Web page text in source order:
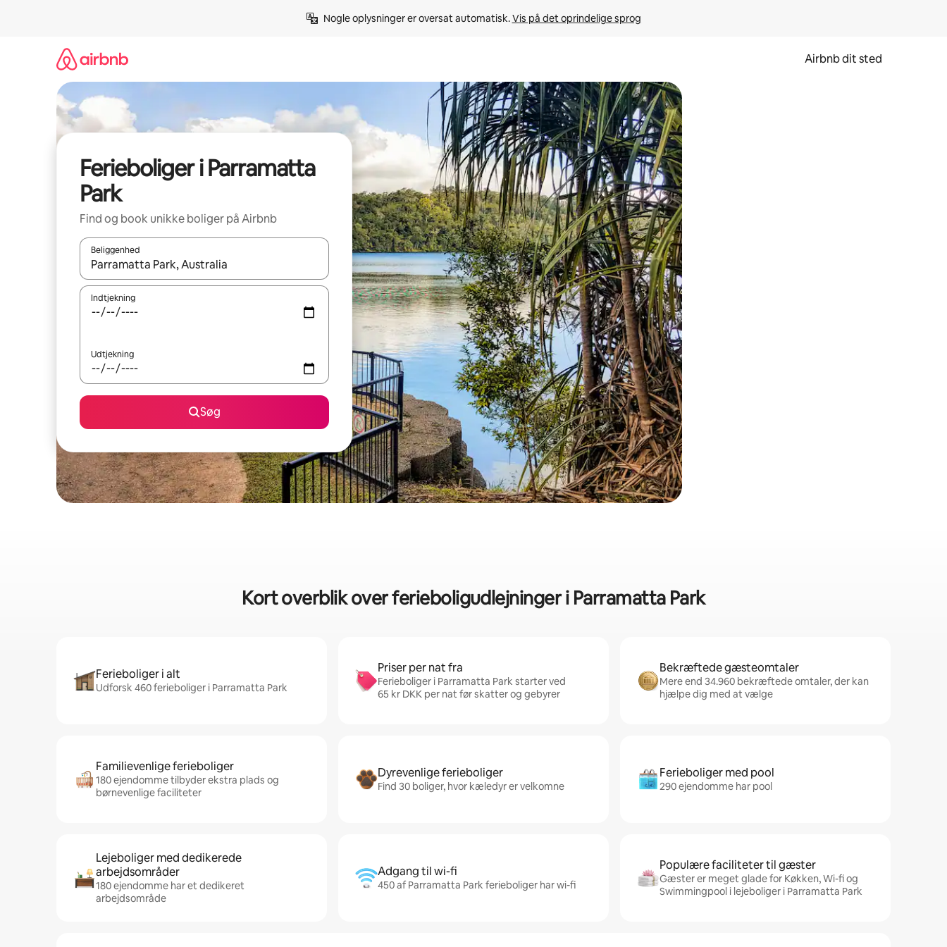
Nogle oplysninger er oversat automatisk. Vis på det oprindelige sprog
Airbnb dit sted
Ferieboliger i Parramatta
Park
Find og book unikke boliger på Airbnb
Beliggenhed
Når resultaterne er tilgængelige, skal du navigere med piletasterne op og ned eller se mere ved at trykke eller stryge.
Indtjekning
Udtjekning
Søg
Kort overblik over ferieboligudlejninger i Parramatta Park
Ferieboliger i alt
Udforsk 460 ferieboliger i Parramatta Park
Priser per nat fra
Ferieboliger i Parramatta Park starter ved
65 kr DKK per nat før skatter og gebyrer
Bekræftede gæsteomtaler
Mere end 34.960 bekræftede omtaler, der kan
hjælpe dig med at vælge
Familievenlige ferieboliger
180 ejendomme tilbyder ekstra plads og
børnevenlige faciliteter
Dyrevenlige ferieboliger
Find 30 boliger, hvor kæledyr er velkomne
Ferieboliger med pool
290 ejendomme har pool
Lejeboliger med dedikerede
arbejdsområder
180 ejendomme har et dedikeret
arbejdsområde
Adgang til wi-fi
450 af Parramatta Park ferieboliger har wi-fi
Populære faciliteter til gæster
Gæster er meget glade for Køkken, Wi-fi og
Swimmingpool i lejeboliger i Parramatta Park